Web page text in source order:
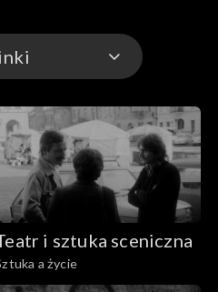
i sztuka sceniczna
a życie